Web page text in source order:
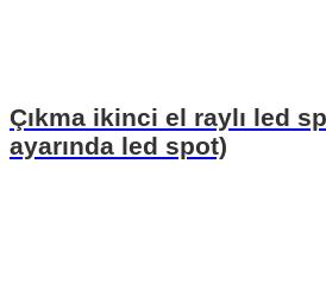
Çıkma ikinci el raylı led
ayarında led spot)